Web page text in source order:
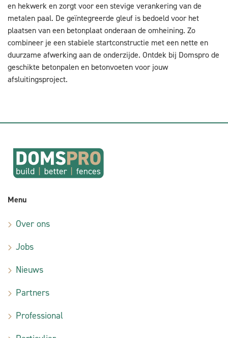
en hekwerk en zorgt voor een stevige verankering van de
metalen paal. De geïntegreerde gleuf is bedoeld voor het
plaatsen van een betonplaat onderaan de omheining. Zo
combineer je een stabiele startconstructie met een nette en
duurzame afwerking aan de onderzijde. Ontdek bij Domspro de
geschikte betonpalen en betonvoeten voor jouw
afsluitingsproject.
Menu
Over ons
Jobs
Nieuws
Partners
Professional